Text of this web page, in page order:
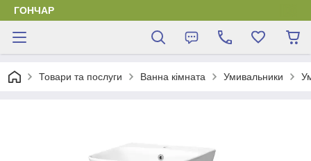
ГОНЧАР
Товари та послуги Ванна кімната Умивальники